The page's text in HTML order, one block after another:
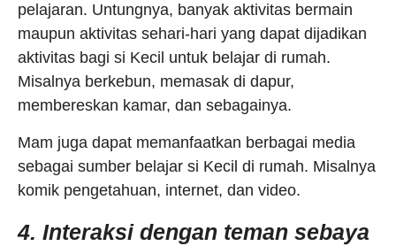
pelajaran. Untungnya, banyak aktivitas bermain
maupun aktivitas sehari-hari yang dapat dijadikan
aktivitas bagi si Kecil untuk belajar di rumah.
Misalnya berkebun, memasak di dapur,
membereskan kamar, dan sebagainya.
Mam juga dapat memanfaatkan berbagai media
sebagai sumber belajar si Kecil di rumah. Misalnya
komik pengetahuan, internet, dan video.
4. Interaksi dengan teman sebaya